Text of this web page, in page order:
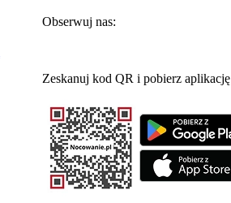
Obserwuj nas:
Zeskanuj kod QR i pobierz aplikację